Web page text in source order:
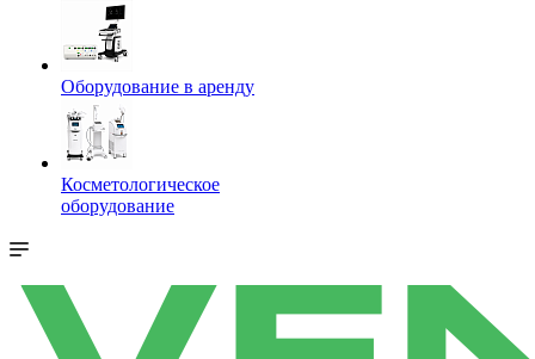
Оборудование в аренду
Косметологическое
оборудование